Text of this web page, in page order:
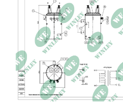
Empedans
Boyutlar
Toplam Ağırlık